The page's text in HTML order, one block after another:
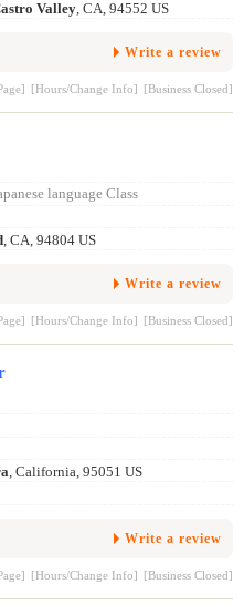
Valley, CA, 94552 US
Write a review
[Hours/Change Info] [Business Closed]
language Class
, CA, 94804 US
Write a review
[Hours/Change Info] [Business Closed]
, California, 95051 US
Write a review
[Hours/Change Info] [Business Closed]